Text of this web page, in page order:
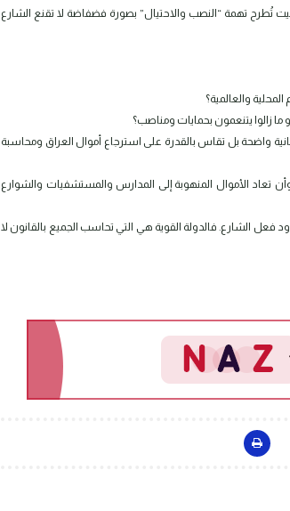
تُطرح تهمة “النصب والاحتيال” بصورة فضفاضة لا تقنع الشارع
والعالمية؟
ما زالوا يتنعمون بحمايات ومناصب؟
واضحة بل تقاس بالقدرة على استرجاع أموال العراق ومحاسبة
تعاد الأموال المنهوبة إلى المدارس والمستشفيات والشوارع
فعل الشارع. فالدولة القوية هي التي تحاسب الجميع بالقانون لا